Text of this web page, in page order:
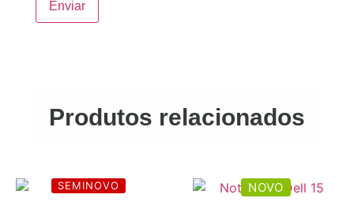
Produtos relacionados
SEMINOVO NOVO